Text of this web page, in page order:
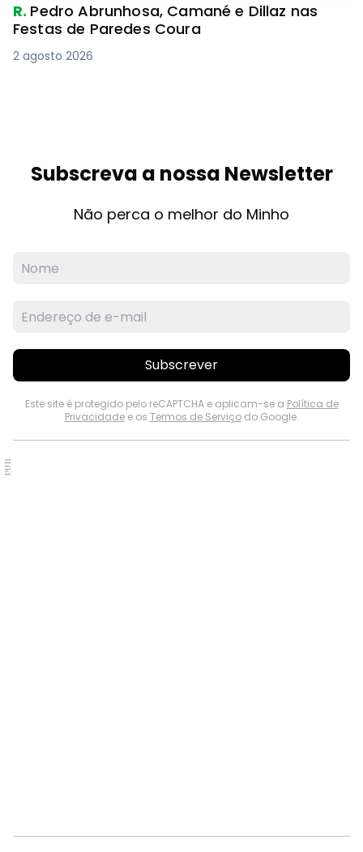
R. Pedro Abrunhosa, Camané e Dillaz nas
Festas de Paredes Coura
2 agosto 2026
Subscreva a nossa Newsletter
Não perca o melhor do Minho
Subscrever
Este site é protegido pelo reCAPTCHA e aplicam-se a Política de
Privacidadee os Termos de Serviçodo Google.
PUB.